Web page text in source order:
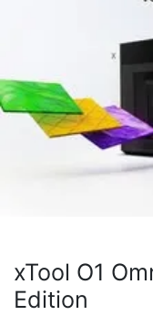
xTool O1
Edition